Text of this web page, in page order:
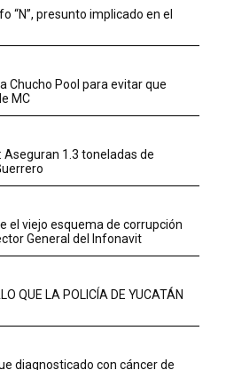
“N”, presunto implicado en el
Chucho Pool para evitar que
MC
Aseguran 1.3 toneladas de
el viejo esquema de corrupción
General del Infonavit
QUE LA POLICÍA DE YUCATÁN
diagnosticado con cáncer de